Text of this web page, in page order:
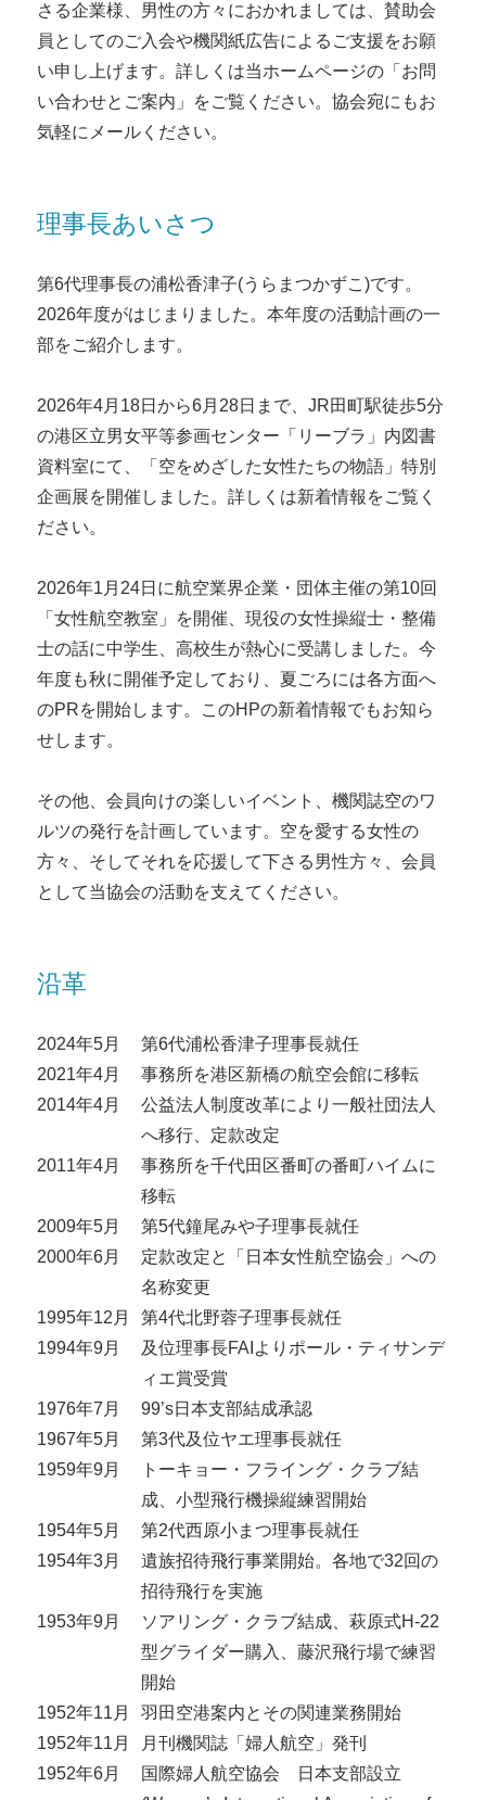
さる企業様、男性の方々におかれましては、賛助会
員としてのご入会や機関紙広告によるご支援をお願
い申し上げます。詳しくは当ホームページの「お問
い合わせとご案内」をご覧ください。協会宛にもお
気軽にメールください。
理事長あいさつ
第6代理事長の浦松香津子(うらまつかずこ)です。
2026年度がはじまりました。本年度の活動計画の一
部をご紹介します。
2026年4月18日から6月28日まで、JR田町駅徒歩5分
の港区立男女平等参画センター「リーブラ」内図書
資料室にて、「空をめざした女性たちの物語」特別
企画展を開催しました。詳しくは新着情報をご覧く
ださい。
2026年1月24日に航空業界企業・団体主催の第10回
「女性航空教室」を開催、現役の女性操縦士・整備
士の話に中学生、高校生が熱心に受講しました。今
年度も秋に開催予定しており、夏ごろには各方面へ
のPRを開始します。このHPの新着情報でもお知ら
せします。
その他、会員向けの楽しいイベント、機関誌空のワ
ルツの発行を計画しています。空を愛する女性の
方々、そしてそれを応援して下さる男性方々、会員
として当協会の活動を支えてください。
沿革
2024年5月
第6代浦松香津子理事長就任
2021年4月
事務所を港区新橋の航空会館に移転
2014年4月
公益法人制度改革により一般社団法人
へ移行、定款改定
2011年4月
事務所を千代田区番町の番町ハイムに
移転
2009年5月
第5代鐘尾みや子理事長就任
2000年6月
定款改定と「日本女性航空協会」への
名称変更
1995年12月
第4代北野蓉子理事長就任
1994年9月
及位理事長FAIよりポール・ティサンデ
ィエ賞受賞
1976年7月
99’s日本支部結成承認
1967年5月
第3代及位ヤエ理事長就任
1959年9月
トーキョー・フライング・クラブ結
成、小型飛行機操縦練習開始
1954年5月
第2代西原小まつ理事長就任
1954年3月
遺族招待飛行事業開始。各地で32回の
招待飛行を実施
1953年9月
ソアリング・クラブ結成、萩原式H-22
型グライダー購入、藤沢飛行場で練習
開始
1952年11月
羽田空港案内とその関連業務開始
1952年11月
月刊機関誌「婦人航空」発刊
1952年6月
国際婦人航空協会 日本支部設立